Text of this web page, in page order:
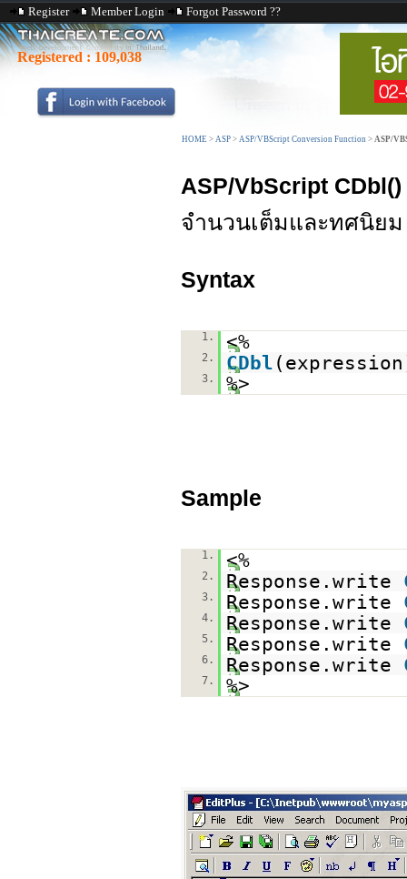
Register Member Login Forgot Password ??
Registered : 109,038
HOME > ASP > ASP/VBScript Conversion Function > ASP/
ASP/VbScript CDbl()
จำนวนเต็มและทศนิยม
Syntax
1. <%
2. CDbl
3. %>
Sample
1. <%
2. Response.write
3. Response.write
4. Response.write
5. Response.write
6. Response.write
7. %>